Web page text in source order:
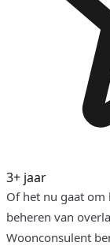
3+ jaar
Of het nu gaat
beheren van
Woonconsulent